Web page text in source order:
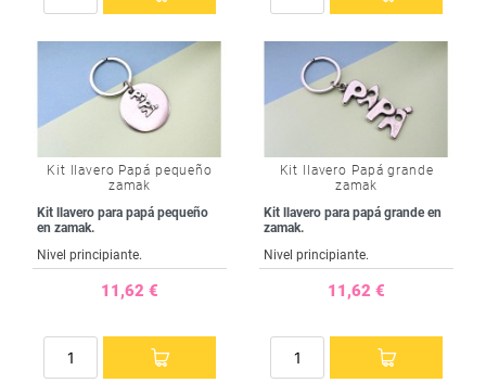
Kit llavero Papá pequeño
zamak
Kit llavero para papá pequeño
en zamak.
Nivel principiante.
11,62 €
Kit llavero Papá grande
zamak
Kit llavero para papá grande en
zamak.
Nivel principiante.
11,62 €